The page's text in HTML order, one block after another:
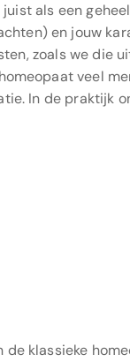
als een
en jouw
zoals we die
veel
In de praktijk
de klassieke